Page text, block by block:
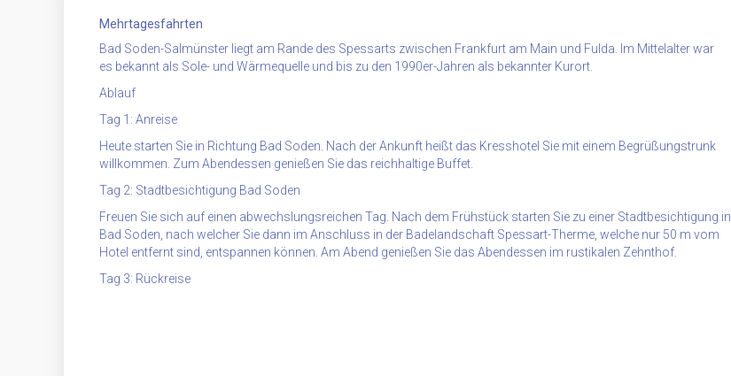
Mehrtagesfahrten
Bad Soden-Salmünster liegt am Rande des Spessarts zwischen Frankfurt am Main und Fulda. Im Mittelalter war
es bekannt als Sole- und Wärmequelle und bis zu den 1990er-Jahren als bekannter Kurort.
Ablauf
Tag 1: Anreise
Heute starten Sie in Richtung Bad Soden. Nach der Ankunft heißt das Kresshotel Sie mit einem Begrüßungstrunk
willkommen. Zum Abendessen genießen Sie das reichhaltige Buffet.
Tag 2: Stadtbesichtigung Bad Soden
Freuen Sie sich auf einen abwechslungsreichen Tag. Nach dem Frühstück starten Sie zu einer Stadtbesichtigung in
Bad Soden, nach welcher Sie dann im Anschluss in der Badelandschaft Spessart-Therme, welche nur 50 m vom
Hotel entfernt sind, entspannen können. Am Abend genießen Sie das Abendessen im rustikalen Zehnthof.
Tag 3: Rückreise